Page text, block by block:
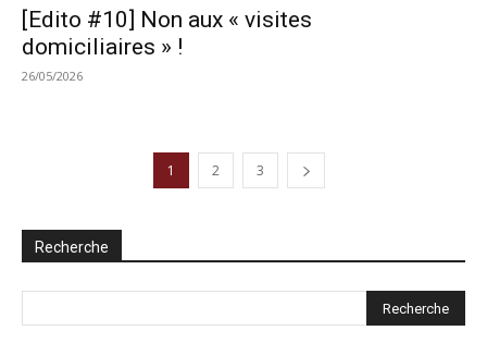
[Edito #10] Non aux « visites
domiciliaires » !
26/05/2026
1 2 3
Recherche